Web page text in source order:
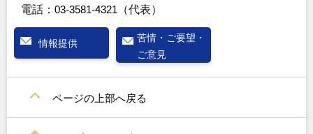
電話： 03-3581-4321 （代表）
情報提供
苦情・ご要望・
ご意見
ページの上部へ戻る